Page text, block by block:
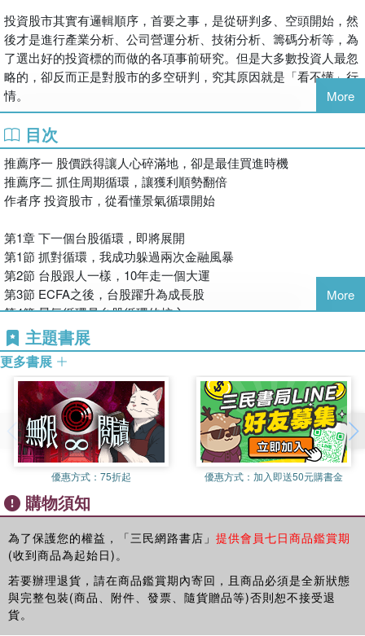
2023年呢？
‧景氣對策信號，藍燈、紅燈有祕密
當景氣對策信號落入藍燈區，且連續出現3個月，顯示指數離低點
不遠；
現在的景氣對策信號是？
◎跟對景氣循環，每個時期都能賺
台股10年走一個大運，背後的推動力就是景氣循環。
‧景氣復甦初期怎麼買？價值股獲利快、投資轉機股不能急
這個時期該投資那些倒閉機率低、景氣翻升時漲最快的龍頭股，
股價淨值比小於1，就是好選擇，例如亞泥（1102）。
‧進入繁榮期，攻擊優先，就買飆很大的成長股
持續3年成長3成是基本要求，若是成長率每年增加，就更可能是飆
股，
例如上品（4770）、元太（8069）都狂飆過。
‧走入景氣泡沫期，賣股要快、狠、準，寧可少賺不要貪
台股現在處於景氣循環的哪一段？本書有答案。
◎何時要保留現金？何時該all in？
月薪族、小資族請把資金拆成12份（或每月薪水固定留下一筆），
行情相對低檔時按月進場，持續下跌時可以加碼20％的資金。
但行情衝高時，只能買進6個月就要停。為什麼？
本書透過景氣循環圖，帶你從擴張期、繁榮期到泡沫期搶先布局，
掌握台股大循環，不管牛市或熊市，都能順勢挖出漲5倍飆股。
大，如同50公斤的你，如何運用支點，抬起千斤的石頭，對有融資
經驗的我，這一章節閱讀起來心有戚戚焉。在空頭時保守以對，把
融資出清，手上持股全部換為現金持有，以減少斷頭與繳更多高額
利息。
2022年初股市大好時，市場出現很多航海王、鋼鐵人，融資槓桿很
疵。作者在寫這部分的描述與作戰方法，心態穩健分析局勢，很適
合剛開始想嘗試融資的投資朋友們，先做好心理建設，遇到風險才
能掌握可以承擔的損失。
另外，如今美元指數創新高，通膨、升息、殖利率倒掛、俄烏戰
天鵝、灰犀牛，在現在這個當下如何投資呢？作者提到跟著景氣循
環來投資，避過股災。
總體經濟如樹幹，若能觀察到經濟循環多頭來時，將手上現金看準
投入，將如豬在風口上，也能如風箏中飛起來。如2017年新臺幣不
斷升值，外資不斷的匯款來臺3,700多億元，多頭的象徵，股市也
將起漲。此外，80％的勝率跟著總經景氣循環，跟著GDP走是一
個很好的觀察點，剛好切中現在這個環境時機，因此本書的第二章
很值得細讀，也很符合現在的大環境與股市。
這段時間，我有閒錢不斷的買進台積電（2330），500多元、400
多元的不斷買，想想這段時間，台股從萬八到萬三，很多股價都腰
斬，跌了2倍、3倍的股票很多，但是台積電從680元跌到450元，
跌了3成，外資持股比率從8成降到7成，但主力仍都還在，累計營
收年增率高達43.51％，有三率三升（按：指毛利率、營業利益
率、稅後純益率三者皆成長）的特質，所以當大盤由空轉多時，它
也會衝得更快。
於空頭股票跳樓大拍賣的現在，其實正是很好的買進時機，雖然台
積電股價450元讓人心碎了滿地，但這也是個撿便宜的機會，不是
嗎？
推薦序二
抓住週期循環，讓獲利順勢翻倍
投資股市其實有邏輯順序，首要之事，是從研判多、空頭開始，然
後才是進行產業分析、公司營運分析、技術分析、籌碼分析等，為
了選出好的投資標的而做的各項事前研究。但是大多數投資人最忽
略的，卻反而正是對股市的多空研判，究其原因就是「看不懂」行
情。
其實研判股市多空，真的沒有想像中那麼艱深，只要依循著景氣循
環的軌跡，並不難理解，真正困難的地方，是我們通常「見樹不見
林」。一直以來，我將「態度決定高度，格局決定結局」這兩句話
當成座右銘，也不斷勉勵自己要站在制高點看世界，只有站得夠
高，才能看得夠遠、窺得全貌，股市也是如此。
研究產業，才能發掘到好股票
經常有人問我對行情多空的看法，我總是建議對方改用「月K線」
去觀察加權指數，這樣大概就可以看出七、八分的正確性。景氣循
個小的循環週期動輒3年至5年，如果只用日K線圖看加權指數，很
容易犯了只見樹木不見林的毛病。但是反過來說，一個長期趨勢的
期變化，所以在研究的過程中就必須有層次，一方面「由上而
下」，同時另一方面「由下而上」，再慢慢將兩邊接軌起來，縮小
誤差，這樣才能更精確的尋得多空的轉折點。
這本書最早於2010年10月完成初版，開宗明義的告訴讀者，要放棄
能發掘到好投資標的，從股市中賺到大錢。2008年金融海嘯過後，
一個長達17年至18年的房地產循環結束後，接下來可是動輒十餘年
的多頭循環（雖然期間會出現3個月至6個月的小修正期），既然如
此，何須心存猶悸，應該全力選股作多才是！經過這十餘年的驗
證，產業趨勢、主流族群或有更迭，但結果是加權指數算算多增加
了一萬多點。
More
目次
推薦序一 股價跌得讓人心碎滿地，卻是最佳買進時機
推薦序二 抓住周期循環，讓獲利順勢翻倍
作者序 投資股市，從看懂景氣循環開始
第1章 下一個台股循環，即將展開
第1節 抓對循環，我成功躲過兩次金融風暴
第2節 台股跟人一樣，10年走一個大運
第3節 ECFA之後，台股躍升為成長股
第4節 景氣循環是台股循環的核心
第5節 掌握台股動能，跟著GDP走就對了
第6節 從景氣訊號推測循環階段
第7節 房地產循環，景氣循環之母
第2章 跟著循環走，每個時期都能賺
第1節 最壞景氣進場，首選龍頭公司
第2節 復甦期第1招：發現價值低估股
第3節 復甦期第2招：挑戰高風險轉機股
第4節 另類的轉機股：生技新藥產業
第5節 復甦期第3招：高股息殖利率，讓你穩穩賺
第6節 繁榮期第1招：看營收數據找出優質成長股
第7節 繁榮期第2招：透視本益比，挑對好股
第8節 泡沫期第1招：快、狠、準，寧可少賺不要貪
第9節 泡沫期第2招：避開地雷股，主力別來亂！
第10節 空頭搶反彈，題材股就是王道
More
主題書展
更多書展
優惠方式： 75折起 優惠方式： 加入即送50元購書金
購物須知
為了保護您的權益，「三民網路書店」 提供會員七日商品鑑賞期
(收到商品為起始日)。
若要辦理退貨，請在商品鑑賞期內寄回，且商品必須是全新狀態
與完整包裝(商品、附件、發票、隨貨贈品等)否則恕不接受退
貨。